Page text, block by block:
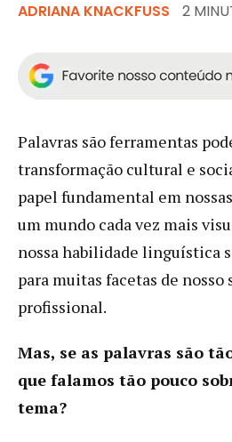
ADRIANA KNACKFUSS 2
Palavras são ferramentas
transformação cultural e
papel fundamental em
um mundo cada vez mais
nossa habilidade linguística
para muitas facetas de nosso
profissional.
Mas, se as palavras são
que falamos tão pouco
tema?